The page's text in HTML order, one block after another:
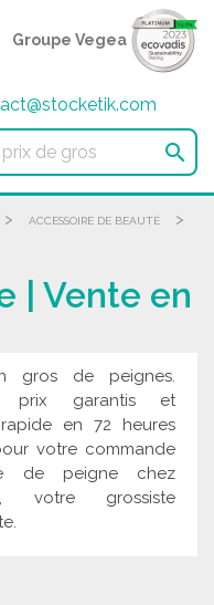
Groupe Vegea

> ACCESSOIRE DE BEAUTÉ >
| Vente en
gros de peignes.
prix garantis et
en 72 heures
votre commande
de peigne chez
votre grossiste